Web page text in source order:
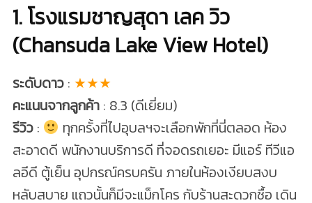
1. โรงแรมชาญสุดา เลค วิว
(Chansuda Lake View Hotel)
ระดับดาว: ★★★
คะแนนจากลูกค้า: 8.3 (ดีเยี่ยม)
รีวิว:
ทุกครั้งที่ไปอุบลฯจะเลือกพักที่นี่ตลอด ห้อง
สะอาดดี พนักงานบริการดี ที่จอดรถเยอะ มีแอร์ ทีวีแอ
ลอีดี ตู้เย็น อุปกรณ์ครบครัน ภายในห้องเงียบสงบ
หลับสบาย แถวนั้นก็มีจะแม็กโคร กับร้านสะดวกซื้อ เดิน